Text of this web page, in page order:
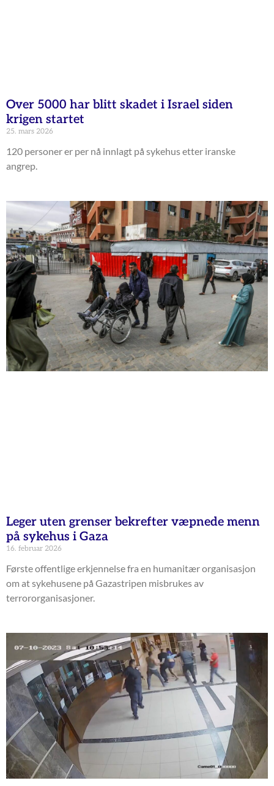
Over 5000 har blitt skadet i Israel siden
krigen startet
25. mars 2026
120 personer er per nå innlagt på sykehus etter iranske
angrep.
Leger uten grenser bekrefter væpnede menn
på sykehus i Gaza
16. februar 2026
Første offentlige erkjennelse fra en humanitær organisasjon
om at sykehusene på Gazastripen misbrukes av
terrororganisasjoner.